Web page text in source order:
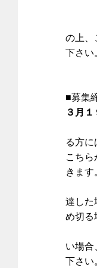
の上、
下さい。
■募
３月
※
る方に
こち
きます。
※
達した
め切る
※
い場合
下さい。